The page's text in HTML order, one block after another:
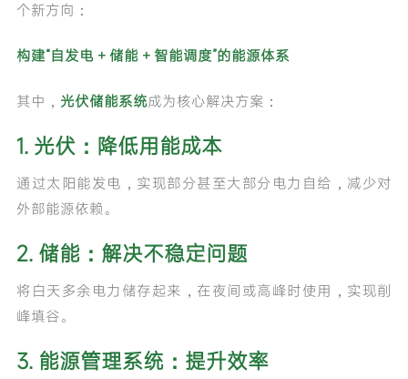
个新方向：
构建“自发电 + 储能 + 智能调度”的能源体系
其中， 光伏储能系统成为核心解决方案：
1. 光伏：降低用能成本
通过太阳能发电，实现部分甚至大部分电力自给，减少对
外部能源依赖。
2. 储能：解决不稳定问题
将白天多余电力储存起来，在夜间或高峰时使用，实现削
峰填谷。
3. 能源管理系统：提升效率